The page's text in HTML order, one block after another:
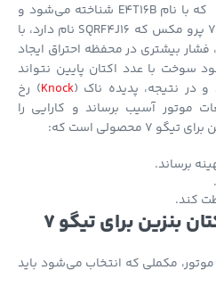
موتور 1.5 لیتری توربوشارژ تیگو که با نام E4T16B شناخته می‌شود و
موتور 1.6 لیتری توربو GDI تیگو 7 پرو مکس که SQRF4J16 نام دارد، با
9.6:1 و 9.9:1، فشار بیشتری در محفظه احتراق ایجاد
با عدد اکتان پایین نتواند
پدیده ناک ( Knock) رخ
آسیب برساند و کارایی را
که:
برای تیگو 7
مکملی که انتخاب می‌شود باید